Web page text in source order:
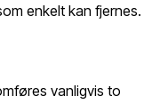
enkelt kan fjernes.
vanligvis to